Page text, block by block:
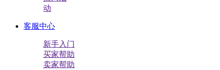
动
客服中心
新手入门
买家帮助
卖家帮助